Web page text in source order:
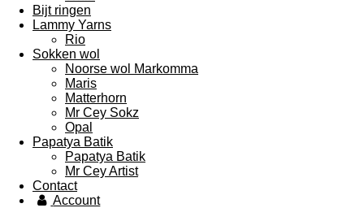
Bijt ringen
Lammy Yarns
Rio
Sokken wol
Noorse wol Markomma
Maris
Matterhorn
Mr Cey Sokz
Opal
Papatya Batik
Papatya Batik
Mr Cey Artist
Contact
Account